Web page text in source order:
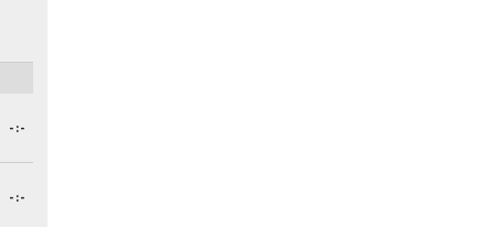
-:-
-:-